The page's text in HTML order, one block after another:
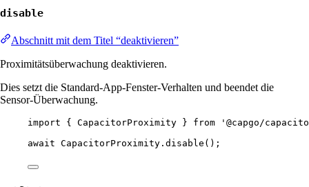
disable
Abschnitt mit dem Titel “deaktivieren”
Proximitätsüberwachung deaktivieren.
Dies setzt die Standard-App-Fenster-Verhalten und beendet die
Sensor-Überwachung.
import { CapacitorProximity } from
'@capgo/
await CapacitorProximity. disable ();